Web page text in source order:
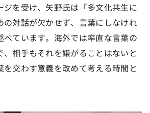
を受け、矢野氏は「多文化共生に
の対話が欠かせず、言葉にしなけれ
べています。海外では率直な言葉の
、相手もそれを嫌がることはないと
を交わす意義を改めて考える時間と